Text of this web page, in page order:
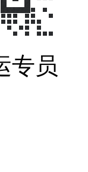
专员